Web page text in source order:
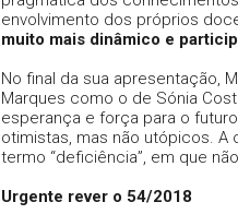
envolvimento dos próprios
muito mais dinâmico e
No final da sua apresentação,
Marques como o de Sónia
esperança e força para o
otimistas, mas não utópicos. A
termo “deficiência”, em que
Urgente rever o 54/2018